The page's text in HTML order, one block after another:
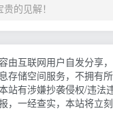
的见解！
由互联网用户自发分享
存储空间服务，不拥有
站有涉嫌抄袭侵权/违法
，一经查实，本站将立刻